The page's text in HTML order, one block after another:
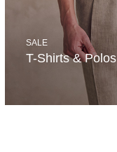
SALE
T-Shirts & Polos